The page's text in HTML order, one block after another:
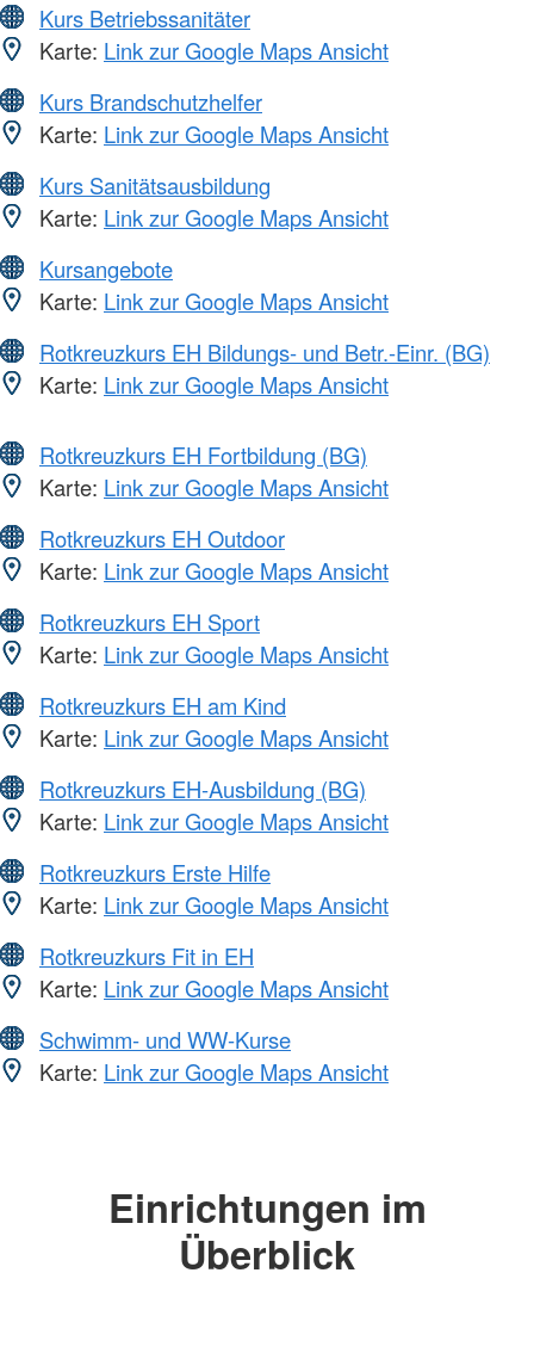
Kurs Betriebssanitäter
Karte: Link zur Google Maps Ansicht
Kurs Brandschutzhelfer
Karte: Link zur Google Maps Ansicht
Kurs Sanitätsausbildung
Karte: Link zur Google Maps Ansicht
Kursangebote
Karte: Link zur Google Maps Ansicht
Rotkreuzkurs EH Bildungs- und Betr.-Einr. (BG)
Karte: Link zur Google Maps Ansicht
Rotkreuzkurs EH Fortbildung (BG)
Karte: Link zur Google Maps Ansicht
Rotkreuzkurs EH Outdoor
Karte: Link zur Google Maps Ansicht
Rotkreuzkurs EH Sport
Karte: Link zur Google Maps Ansicht
Rotkreuzkurs EH am Kind
Karte: Link zur Google Maps Ansicht
Rotkreuzkurs EH-Ausbildung (BG)
Karte: Link zur Google Maps Ansicht
Rotkreuzkurs Erste Hilfe
Karte: Link zur Google Maps Ansicht
Rotkreuzkurs Fit in EH
Karte: Link zur Google Maps Ansicht
Schwimm- und WW-Kurse
Karte: Link zur Google Maps Ansicht
Einrichtungen im
Überblick